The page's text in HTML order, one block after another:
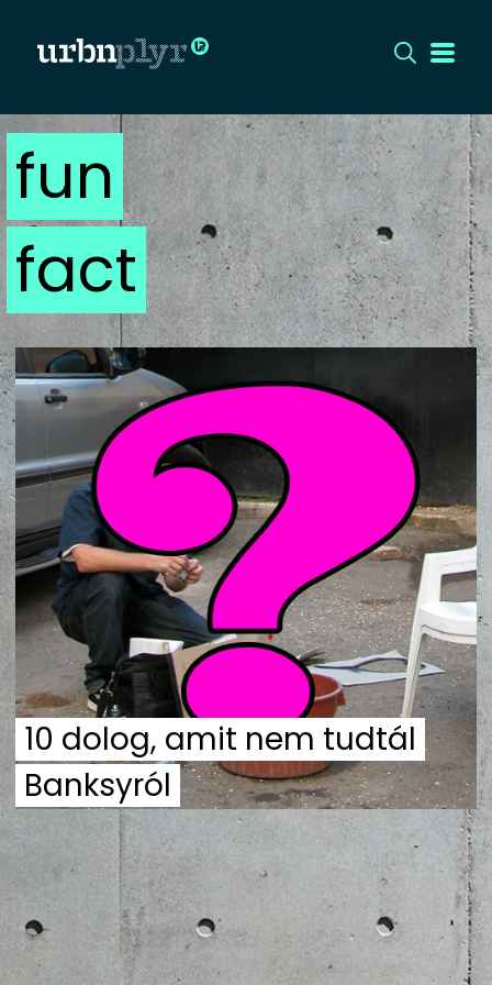
CÍMLAP
DIZÁJN
DIVAT
HIP
KULT
UTCA
ZENE
MÉDIAAJÁNLAT
IMPRESSZUM
PR-ARCHÍVUM
ADATKEZELÉSI TÁJÉKOZTATÓ
fun
fact
10 dolog, amit nem tudtál
Banksyról